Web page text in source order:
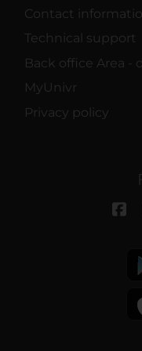
Contact
Technical support
Back office Area -
MyUnivr
Privacy policy